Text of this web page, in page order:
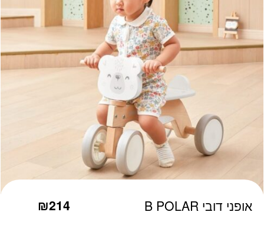
אופני דובי B POLAR ₪214
כמות אופני דובי B POLAR